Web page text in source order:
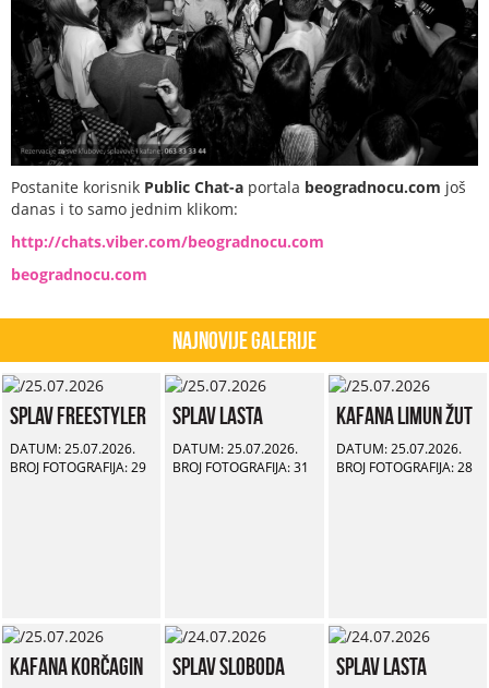
Postanite korisnik Public Chat-a portala beogradnocu.com još
danas i to samo jednim klikom:
http://chats.viber.com/beogradnocu.com
beogradnocu.com
Najnovije Galerije
Splav Freestyler
DATUM: 25.07.2026.
BROJ FOTOGRAFIJA: 29
Splav Lasta
DATUM: 25.07.2026.
BROJ FOTOGRAFIJA: 31
Kafana Limun Žut
DATUM: 25.07.2026.
BROJ FOTOGRAFIJA: 28
Kafana Korčagin Splav Sloboda Splav Lasta